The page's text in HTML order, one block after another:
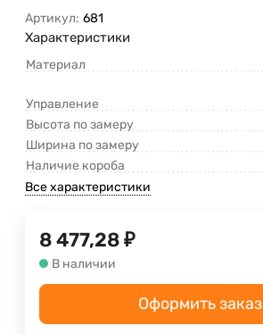
Артикул: 681
Характеристики
Материал
Управление
Высота по замеру
Ширина по замеру
Наличие короба
Все характеристики
8 477,28 ₽
В наличии
Оформить заказ